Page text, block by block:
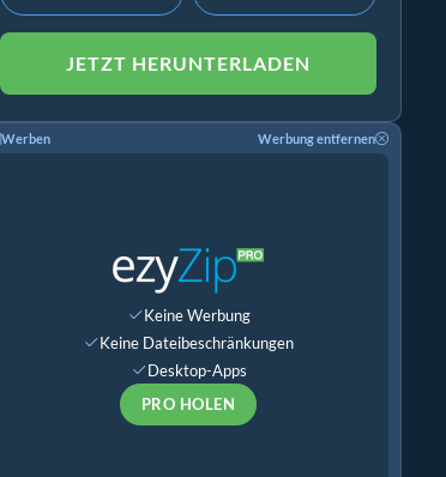
JETZT HERUNTERLADEN
Werben Werbung entfernen
Keine Werbung
Keine Dateibeschränkungen
Desktop-Apps
PRO HOLEN